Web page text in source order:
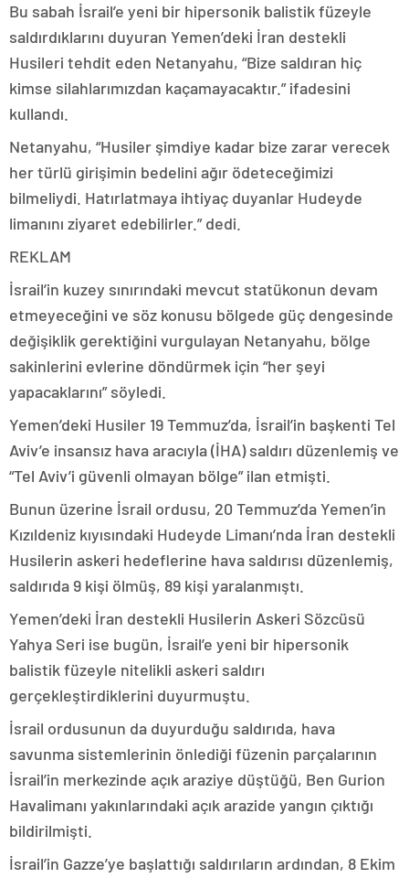
Bu sabah İsrail’e yeni bir hipersonik balistik füzeyle
saldırdıklarını duyuran Yemen’deki İran destekli
Husileri tehdit eden Netanyahu, “Bize saldıran hiç
kimse silahlarımızdan kaçamayacaktır.” ifadesini
kullandı.
Netanyahu, “Husiler şimdiye kadar bize zarar verecek
her türlü girişimin bedelini ağır ödeteceğimizi
bilmeliydi. Hatırlatmaya ihtiyaç duyanlar Hudeyde
limanını ziyaret edebilirler.” dedi.
REKLAM
İsrail’in kuzey sınırındaki mevcut statükonun devam
etmeyeceğini ve söz konusu bölgede güç dengesinde
değişiklik gerektiğini vurgulayan Netanyahu, bölge
sakinlerini evlerine döndürmek için “her şeyi
yapacaklarını” söyledi.
Yemen’deki Husiler 19 Temmuz’da, İsrail’in başkenti Tel
Aviv’e insansız hava aracıyla (İHA) saldırı düzenlemiş ve
“Tel Aviv’i güvenli olmayan bölge” ilan etmişti.
Bunun üzerine İsrail ordusu, 20 Temmuz’da Yemen’in
Kızıldeniz kıyısındaki Hudeyde Limanı’nda İran destekli
Husilerin askeri hedeflerine hava saldırısı düzenlemiş,
saldırıda 9 kişi ölmüş, 89 kişi yaralanmıştı.
Yemen’deki İran destekli Husilerin Askeri Sözcüsü
Yahya Seri ise bugün, İsrail’e yeni bir hipersonik
balistik füzeyle nitelikli askeri saldırı
gerçekleştirdiklerini duyurmuştu.
İsrail ordusunun da duyurduğu saldırıda, hava
savunma sistemlerinin önlediği füzenin parçalarının
İsrail’in merkezinde açık araziye düştüğü, Ben Gurion
Havalimanı yakınlarındaki açık arazide yangın çıktığı
bildirilmişti.
İsrail’in Gazze’ye başlattığı saldırıların ardından, 8 Ekim